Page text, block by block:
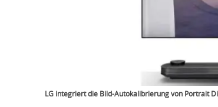
LG integriert die Bild-Autokalibrierung von Portrait